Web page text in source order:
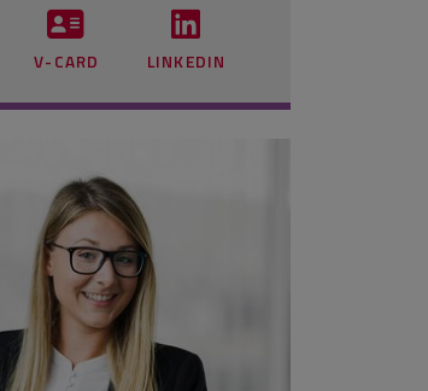
V-CARD LINKEDIN